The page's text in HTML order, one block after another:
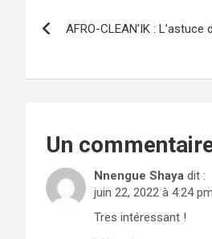
o
k
d
n
er
AFRO-CLEAN’IK : L’astuce
Un
Nnengue Shaya dit :
juin 22, 2022 à 4:24 pm
Tres intéressant !